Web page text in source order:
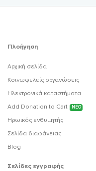
Πλοήγηση
Αρχική σελίδα
Κοινωφελείς οργανώσεις
Ηλεκτρονικά καταστήματα
Add Donation to Cart
ΝΕΟ
Ηρωικός ενθυμητής
Σελίδα διαφάνειας
Blog
Σελίδες εγγραφής